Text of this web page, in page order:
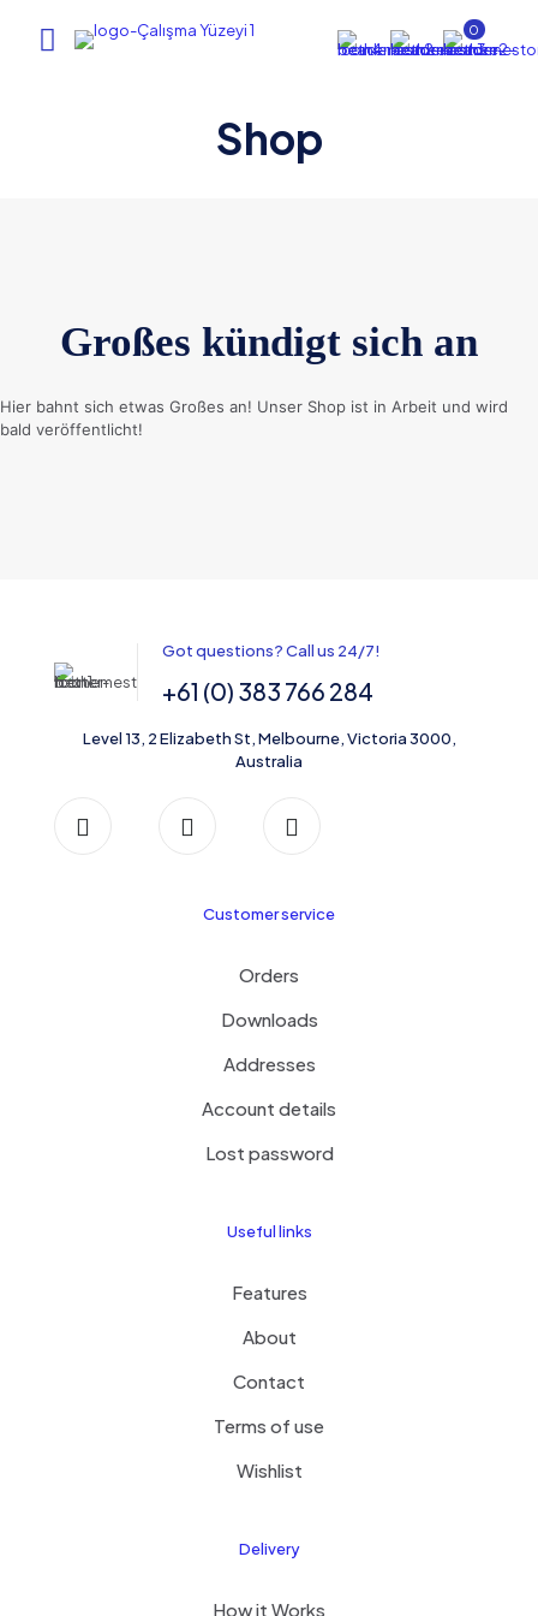
0
Shop
Großes kündigt sich an
Hier bahnt sich etwas Großes an! Unser Shop ist in Arbeit und wird
bald veröffentlicht!
Got questions? Call us 24/7!
+61 (0) 383 766 284
Level 13, 2 Elizabeth St, Melbourne, Victoria 3000,
Australia
Customer service
Orders
Downloads
Addresses
Account details
Lost password
Useful links
Features
About
Contact
Terms of use
Wishlist
Delivery
How it Works